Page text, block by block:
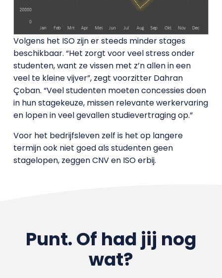
Volgens het ISO zijn er steeds minder stages
beschikbaar. “Het zorgt voor veel stress onder
studenten, want ze vissen met z’n allen in een
veel te kleine vijver”, zegt voorzitter Dahran
Çoban. “Veel studenten moeten concessies doen
in hun stagekeuze, missen relevante werkervaring
en lopen in veel gevallen studievertraging op.”
Voor het bedrijfsleven zelf is het op langere
termijn ook niet goed als studenten geen
stagelopen, zeggen CNV en ISO erbij.
Punt. Of had jij nog
wat?